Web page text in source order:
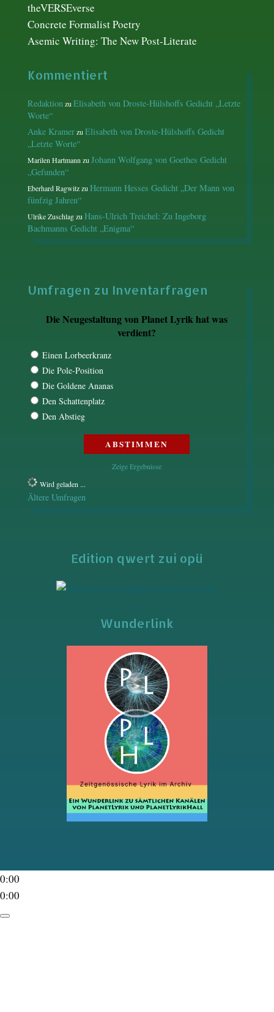
theVERSEverse
Concrete Formalist Poetry
Asemic Writing: The New Post-Literate
Kommentiert
RedaktionzuElisabeth von Droste-Hülshoffs Gedicht „Letzte
Worte“
Anke KramerzuElisabeth von Droste-Hülshoffs Gedicht
„Letzte Worte“
Marilen HartmannzuJohann Wolfgang von Goethes Gedicht
„Gefunden“
Eberhard RagwitzzuHermann Hesses Gedicht „Der Mann von
fünfzig Jahren“
Ulrike ZuschlagzuHans-Ulrich Treichel: Zu Ingeborg
Bachmanns Gedicht „Enigma“
Umfragen zu Inventarfragen
Die Neugestaltung von Planet Lyrik hat was
verdient?
Einen Lorbeerkranz
Die Pole-Position
Die Goldene Ananas
Den Schattenplatz
Den Abstieg
Zeige Ergebnisse
Wird geladen ...
Ältere Umfragen
Edition qwert zui opü
Wunderlink
0:00
0:00